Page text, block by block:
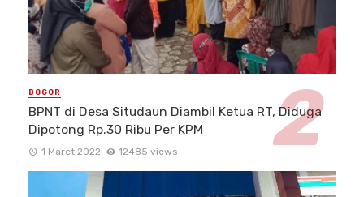
BOGOR
BPNT di Desa Situdaun Diambil Ketua RT, Diduga
Dipotong Rp.30 Ribu Per KPM
1 Maret 2022 12485 views